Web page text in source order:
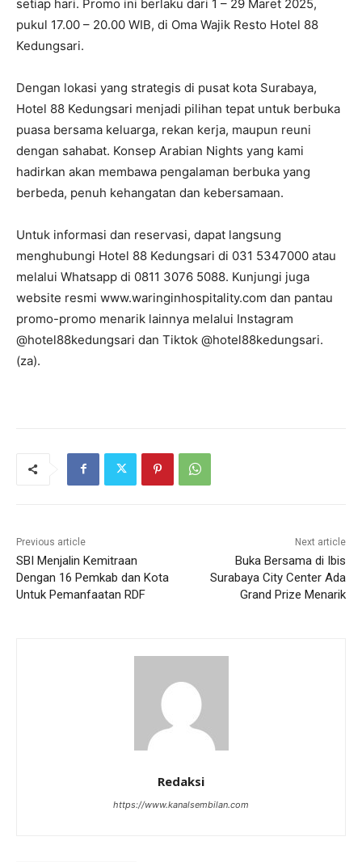
setiap hari. Promo ini berlaku dari 1 – 29 Maret 2025,
pukul 17.00 – 20.00 WIB, di Oma Wajik Resto Hotel 88
Kedungsari.
Dengan lokasi yang strategis di pusat kota Surabaya,
Hotel 88 Kedungsari menjadi pilihan tepat untuk berbuka
puasa bersama keluarga, rekan kerja, maupun reuni
dengan sahabat. Konsep Arabian Nights yang kami
hadirkan akan membawa pengalaman berbuka yang
berbeda, penuh kehangatan dan kebersamaan.
Untuk informasi dan reservasi, dapat langsung
menghubungi Hotel 88 Kedungsari di 031 5347000 atau
melalui Whatsapp di 0811 3076 5088. Kunjungi juga
website resmi www.waringinhospitality.com dan pantau
promo-promo menarik lainnya melalui Instagram
@hotel88kedungsari dan Tiktok @hotel88kedungsari.
(za).
Previous article
SBI Menjalin Kemitraan
Dengan 16 Pemkab dan Kota
Untuk Pemanfaatan RDF
Next article
Buka Bersama di Ibis
Surabaya City Center Ada
Grand Prize Menarik
Redaksi
https://www.kanalsembilan.com